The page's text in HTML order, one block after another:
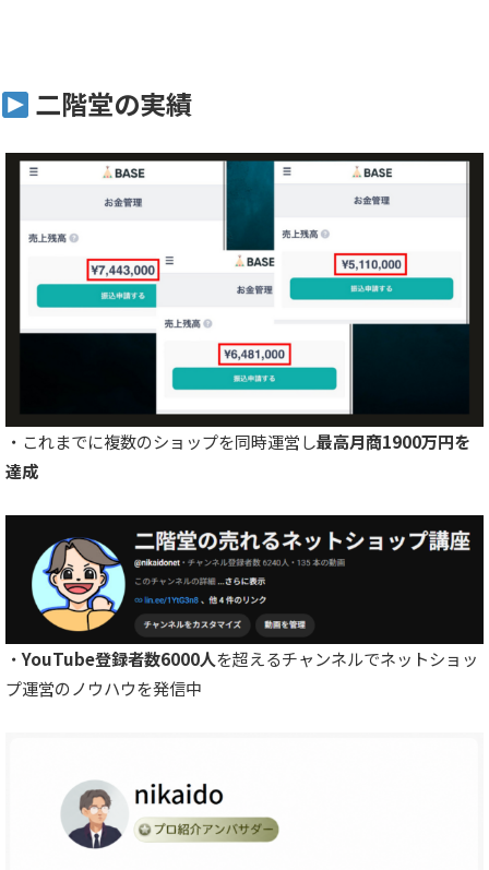
二階堂の実績
・これまでに複数のショップを同時運営し最高月商1900万円を
達成
・YouTube登録者数6000人を超えるチャンネルでネットショッ
プ運営のノウハウを発信中